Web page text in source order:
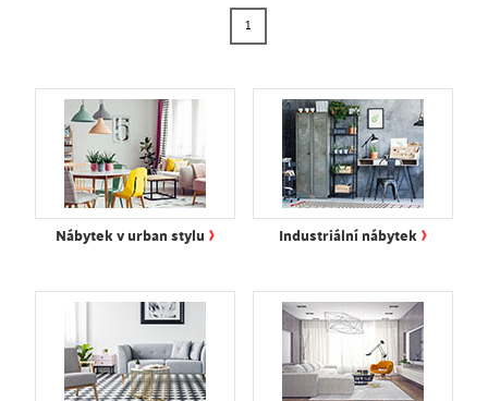
1
Nábytek v urban stylu › Industriální nábytek ›